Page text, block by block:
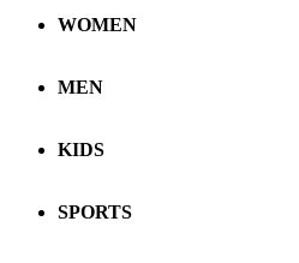
WOMEN
MEN
KIDS
SPORTS